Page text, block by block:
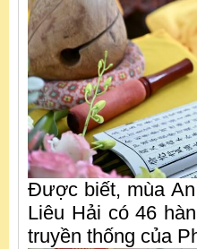
Được biết, mùa
Liêu Hải có 46
truyền thống của